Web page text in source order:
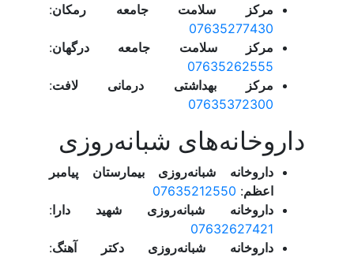
مرکز سلامت جامعه رمکان:
07635277430
مرکز سلامت جامعه درگهان:
07635262555
مرکز بهداشتی درمانی لافت:
07635372300
داروخانه‌های شبانه‌روزی
داروخانه شبانه‌روزی بیمارستان پیامبر
اعظم:
07635212550
داروخانه شبانه‌روزی شهید دارا:
07632627421
داروخانه شبانه‌روزی دکتر آهنگ: